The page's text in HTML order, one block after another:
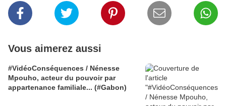
Vous aimerez aussi
#VidéoConséquences / Nénesse
Mpouho, acteur du pouvoir par
appartenance familiale... (#Gabon)